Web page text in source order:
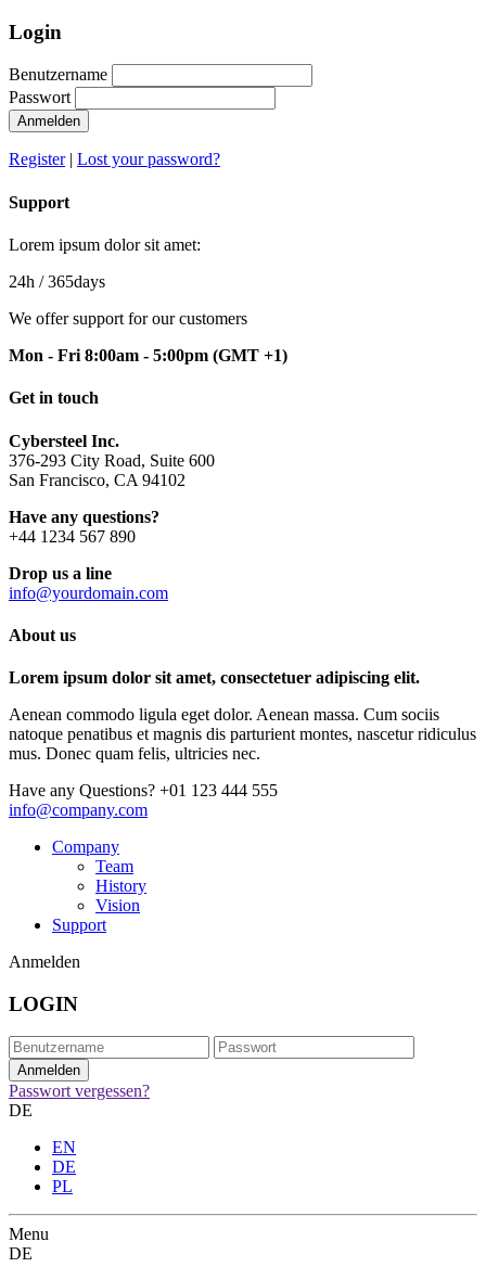
Login
Benutzername
Passwort
Anmelden
Register| Lost your password?
Support
Lorem ipsum dolor sit amet:
24h / 365days
We offer support for our customers
Mon - Fri 8:00am - 5:00pm (GMT +1)
Get in touch
Cybersteel Inc.
376-293 City Road, Suite 600
San Francisco, CA 94102
Have any questions?
+44 1234 567 890
Drop us a line
info@yourdomain.com
About us
Lorem ipsum dolor sit amet, consectetuer adipiscing elit.
Aenean commodo ligula eget dolor. Aenean massa. Cum sociis
natoque penatibus et magnis dis parturient montes, nascetur ridiculus
mus. Donec quam felis, ultricies nec.
Have any Questions? +01 123 444 555
info@company.com
Company
Team
History
Vision
Support
Anmelden
LOGIN
Passwort vergessen?
DE
EN
DE
PL
Menu
DE